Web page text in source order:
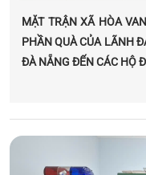
MẶT TRẬN XÃ HÒA
PHẦN QUÀ CỦA LÃNH
ĐÀ NẴNG ĐẾN CÁC HỘ